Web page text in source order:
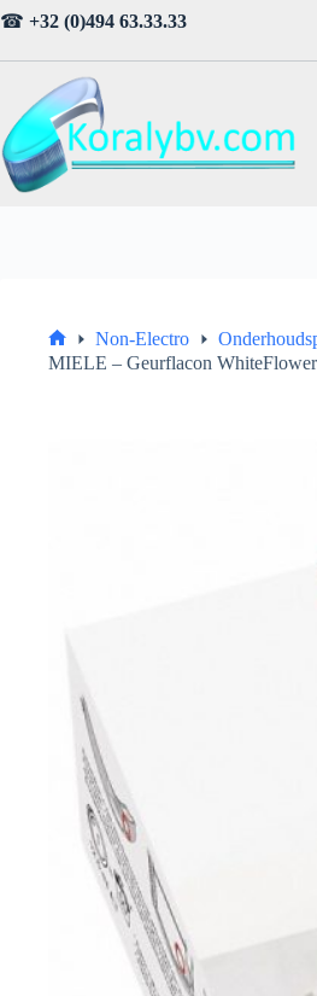
Ga
naar
☎ +32 (0)494 63.33.33
Home
Non-Electro
MIELE – Geurflacon